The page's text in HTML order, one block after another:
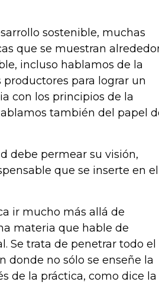
sostenible, muchas
que se muestran
incluso hablamos de la
para lograr un
con los principios de la
también del papel
debe permear su visión,
que se inserte en el
ir mucho más allá de
materia que hable de
Se trata de penetrar todo el
donde no sólo se enseñe la
de la práctica, como dice la